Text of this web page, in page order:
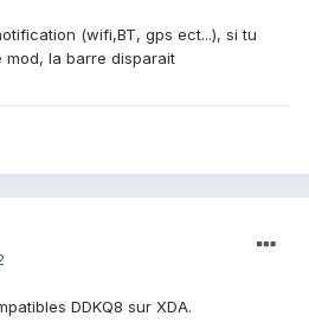
(wifi,BT, gps ect...), si tu
mod, la barre disparait
DDKQ8 sur XDA.